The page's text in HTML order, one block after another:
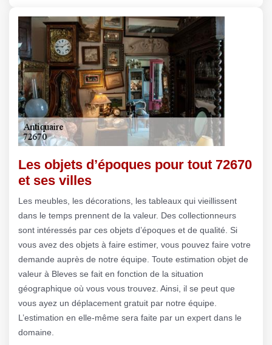
Les objets d’époques pour tout 72670
et ses villes
Les meubles, les décorations, les tableaux qui vieillissent
dans le temps prennent de la valeur. Des collectionneurs
sont intéressés par ces objets d’époques et de qualité. Si
vous avez des objets à faire estimer, vous pouvez faire votre
demande auprès de notre équipe. Toute estimation objet de
valeur à Bleves se fait en fonction de la situation
géographique où vous vous trouvez. Ainsi, il se peut que
vous ayez un déplacement gratuit par notre équipe.
L’estimation en elle-même sera faite par un expert dans le
domaine.